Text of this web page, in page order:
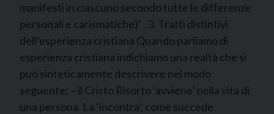
manifesti in ciascuno secondo tutte le differenze
personali e carismatiche)’ . 3. Tratti distintivi
dell’esperienza cristiana Quando parliamo di
esperienza cristiana indichiamo una realtà che si
può sinteticamente descrivere nel modo
seguente: – il Cristo Risorto ‘avviene’ nella vita di
una persona. La ‘incontra’, come succede